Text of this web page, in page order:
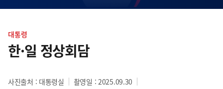
텐
츠
영
역
대통령
한·일 정상회담
사진출처 : 대통령실
촬영일 : 2025.09.30